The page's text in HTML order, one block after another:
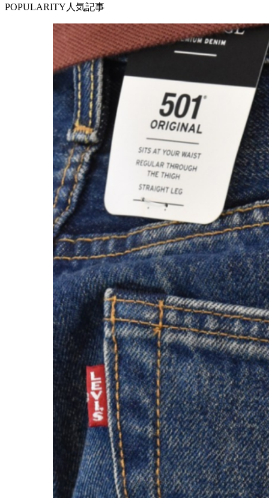
POPULARITY 人気記事